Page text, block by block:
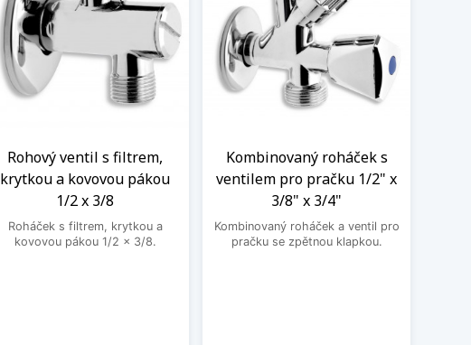
Rohový ventil s filtrem,
krytkou a kovovou pákou
1/2 x 3/8
Roháček s filtrem, krytkou a
kovovou pákou 1/2 x 3/8.
Kombinovaný roháček s
ventilem pro pračku 1/2" x
3/8" x 3/4"
Kombinovaný roháček a ventil pro
pračku se zpětnou klapkou.